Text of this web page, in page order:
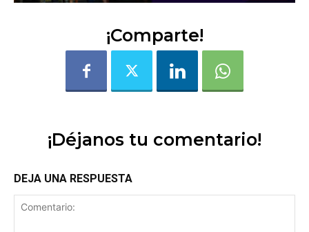
¡Comparte!
¡Déjanos tu comentario!
DEJA UNA RESPUESTA